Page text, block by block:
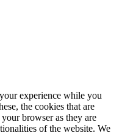
experience while you
the cookies that are
browser as they are
of the website. We